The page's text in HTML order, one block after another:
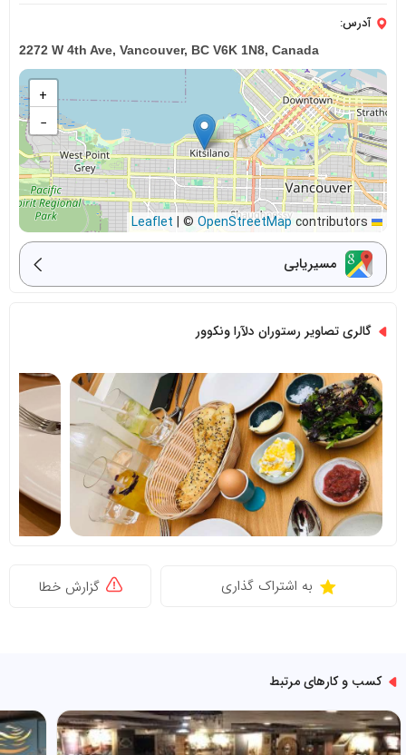
آدرس:
2272 W 4th Ave, Vancouver, BC V6K 1N8, Canada
+
−
| © OpenStreetMapcontributors
مسیریابی
گالری تصاویر رستوران دلآرا ونکوور
به اشتراک گذاری گزارش خطا
کسب و کارهای مرتبط